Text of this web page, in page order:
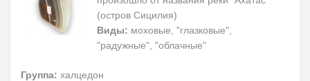
(остров Сицилия)
Виды: моховые, "глазковые",
"радужные", "облачные"
Группа: халцедон